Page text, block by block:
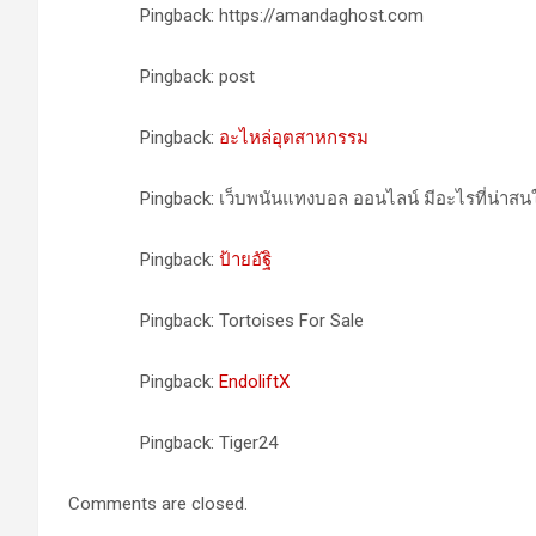
Pingback: https://amandaghost.com
Pingback: post
Pingback: อะไหล่อุตสาหกรรม
Pingback: เว็บพนันแทงบอล ออนไลน์ มีอะไรที่น่าสน
Pingback: ป้ายอัฐิ
Pingback: Tortoises For Sale
Pingback: EndoliftX
Pingback: Tiger24
Comments are closed.